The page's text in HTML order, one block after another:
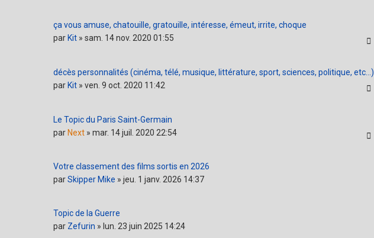
ça vous amuse, chatouille, gratouille, intéresse, émeut, irrite, choque
par Kit » sam. 14 nov. 2020 01:55
décès personnalités (cinéma, télé, musique, littérature, sport, sciences, politique, etc...)
par Kit » ven. 9 oct. 2020 11:42
Le Topic du Paris Saint-Germain
parNext » mar. 14 juil. 2020 22:54
Votre classement des films sortis en 2026
parSkipper Mike » jeu. 1 janv. 2026 14:37
Topic de la Guerre
par Zefurin » lun. 23 juin 2025 14:24